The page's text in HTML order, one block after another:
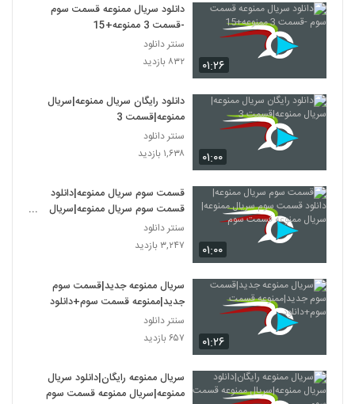
۰۱:۲۶
دانلود سریال ممنوعه قسمت سوم
-قسمت 3 ممنوعه+15
سنتر دانلود
۸۳۲ بازدید
۰۱:۰۰
دانلود رایگان سریال ممنوعه|سریال
ممنوعه|قسمت 3
سنتر دانلود
۱,۶۳۸ بازدید
۰۱:۰۰
قسمت سوم سریال ممنوعه|دانلود
قسمت سوم سریال ممنوعه|سریال
ممنوعه قسمت سوم
سنتر دانلود
۳,۲۴۷ بازدید
۰۱:۲۶
سریال ممنوعه جدید|قسمت سوم
جدید|ممنوعه قسمت سوم+دانلود
سنتر دانلود
۶۵۷ بازدید
سریال ممنوعه رایگان|دانلود سریال
ممنوعه|سریال ممنوعه قسمت سوم